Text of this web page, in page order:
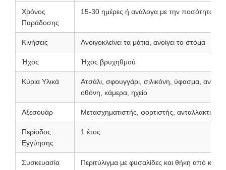
Χρόνος
Παράδοσης
15-30 ημέρες ή ανάλογα με την ποσότητα
Κινήσεις Ανοιγοκλείνει τα μάτια, ανοίγει το στόμα
Ήχος Ήχος βρυχηθμού
Κύρια Υλικά
Ατσάλι, σφουγγάρι, σιλικόνη, ύφασμα,
οθόνη, κάμερα, ηχείο
Αξεσουάρ Μετασχηματιστής, φορτιστής, ανταλλακτικά
Περίοδος
Εγγύησης
1 έτος
Συσκευασία Περιτύλιγμα με φυσαλίδες και θήκη από